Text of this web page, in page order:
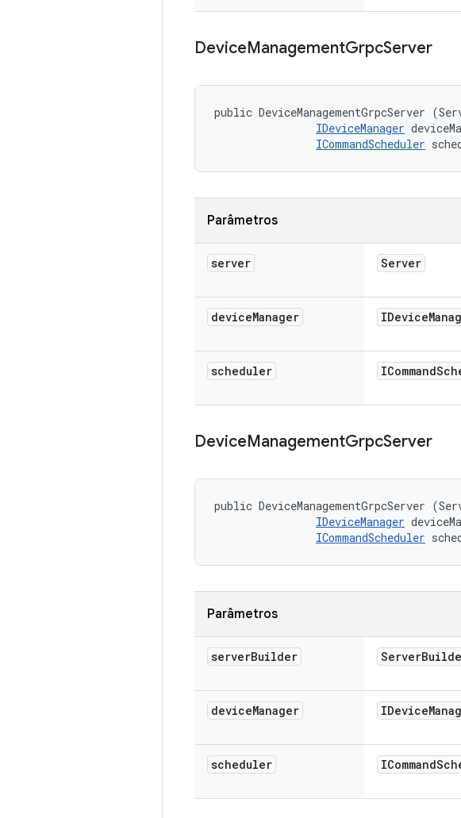
DeviceManagementGrpcServer
public DeviceManagementGrpcServer
IDeviceManager
ICommandScheduler
Parâmetros
server Server
deviceManager IDevice
scheduler ICommand
DeviceManagementGrpcServer
public DeviceManagementGrpcServer
IDeviceManager
ICommandScheduler
Parâmetros
serverBuilder Server
deviceManager IDevice
scheduler ICommand